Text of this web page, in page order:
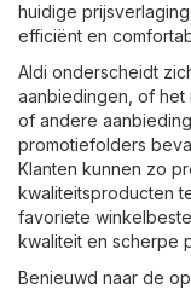
huidige
efficiënt en
Aldi onderscheidt
aanbiedingen, of het
of andere
promotiefolders
Klanten kunnen zo
kwaliteitsproducten
favoriete
kwaliteit en scherpe
Benieuwd naar de